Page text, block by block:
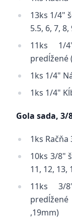
13ks 1/4"
5.5, 6, 7,
11ks 1/
predĺžené
1ks 1/4"
1ks 1/4"
Gola sada, 3/
1ks Račňa
10ks 3/8"
11, 12, 13,
11ks 3/
,19mm)